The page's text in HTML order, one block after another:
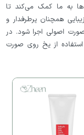
به ما کمک می‌کند تا
همچنان پرطرفدار و
اصولی اجرا شود. در
از یخ روی صورت